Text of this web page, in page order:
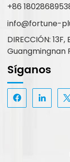
+86
info@fortune-
DIRECCIÓN:
Guangmingnan
Síganos